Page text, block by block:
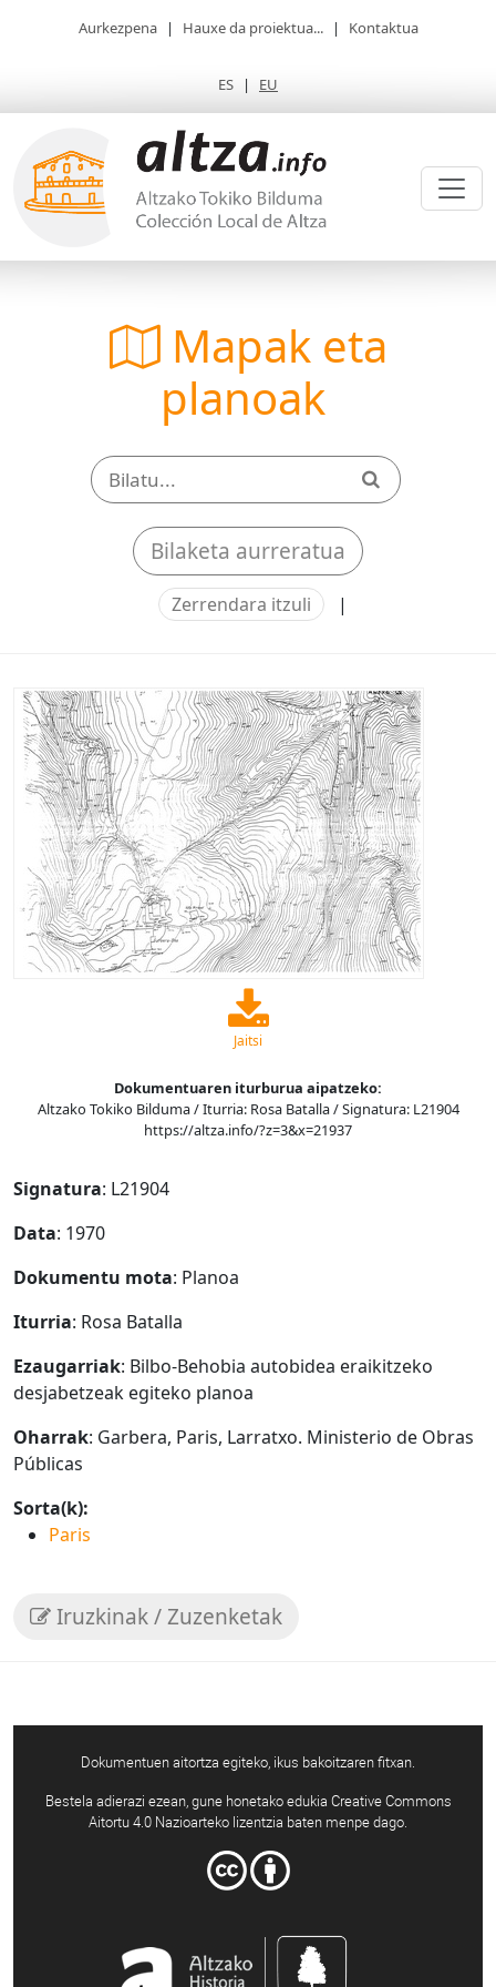
Aurkezpena | Hauxe da proiektua... | Kontaktua
ES | EU
Mapak eta
planoak
Bilaketa aurreratua
Zerrendara itzuli |
Jaitsi
Dokumentuaren iturburua aipatzeko:
Altzako Tokiko Bilduma / Iturria: Rosa Batalla / Signatura: L21904
https://altza.info/?z=3&x=21937
Signatura: L21904
Data: 1970
Dokumentu mota: Planoa
Iturria: Rosa Batalla
Ezaugarriak: Bilbo-Behobia autobidea eraikitzeko
desjabetzeak egiteko planoa
Oharrak: Garbera, Paris, Larratxo. Ministerio de Obras
Públicas
Sorta(k):
Paris
Iruzkinak / Zuzenketak
Dokumentuen aitortza egiteko, ikus bakoitzaren fitxan.
Bestela adierazi ezean, gune honetako edukia Creative Commons
Aitortu 4.0 Nazioarteko lizentzia baten menpe dago.